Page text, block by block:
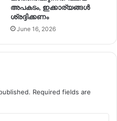
അപകടം, ഇക്കാര്യങ്ങൾ
ശ്രദ്ദിക്കണം
June 16, 2026
Required fields are